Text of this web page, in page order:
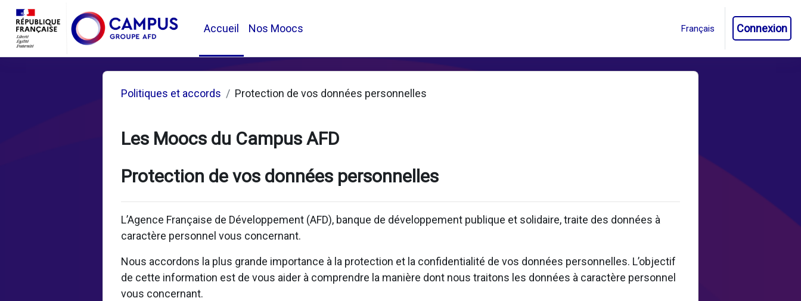
Passer au contenu principal
Accueil Nos Moocs Connexion
Politiques et accords Protection de vos données personnelles
Les Moocs du Campus AFD
Protection de vos données personnelles
L’Agence Française de Développement (AFD), banque de développement publique et solidaire, traite des données à
caractère personnel vous concernant.
Nous accordons la plus grande importance à la protection et la confidentialité de vos données personnelles. L’objectif
de cette information est de vous aider à comprendre la manière dont nous traitons les données à caractère personnel
vous concernant.